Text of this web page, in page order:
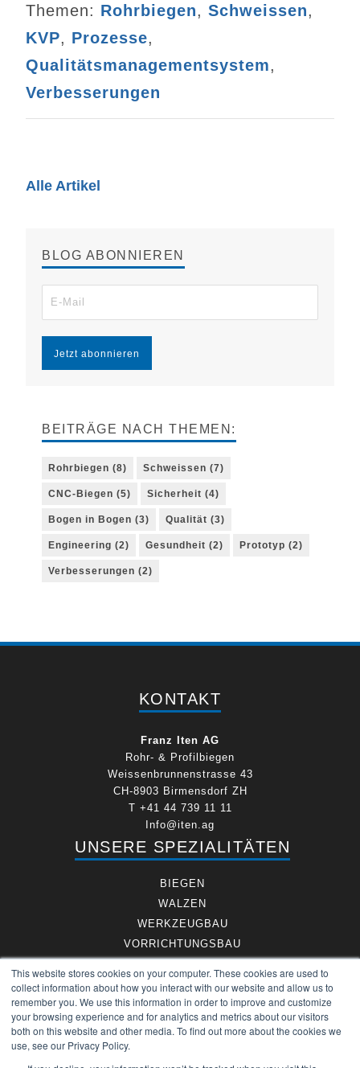
This website stores cookies on your computer. These cookies are used to
collect information about how you interact with our website and allow us to
remember you. We use this information in order to improve and customize
your browsing experience and for analytics and metrics about our visitors
both on this website and other media. To find out more about the cookies we
use, see our Privacy Policy.
Themen: Rohrbiegen,Schweissen,
KVP, Prozesse,
Qualitätsmanagementsystem,
Verbesserungen
Alle Artikel
BLOG ABONNIEREN
BEITRÄGE NACH THEMEN:
Rohrbiegen(8) Schweissen(7)
CNC-Biegen(5) Sicherheit(4)
Bogen in Bogen(3) Qualität(3)
Engineering(2) Gesundheit(2) Prototyp(2)
Verbesserungen(2)
KONTAKT
Franz Iten AG
Rohr- & Profilbiegen
Weissenbrunnenstrasse 43
CH-8903 Birmensdorf ZH
T +41 44 739 11 11
Info@iten.ag
UNSERE SPEZIALITÄTEN
BIEGEN
WALZEN
WERKZEUGBAU
VORRICHTUNGSBAU
LEGIERUNGEN
FRANZ ITEN AG
IMPRESSUM